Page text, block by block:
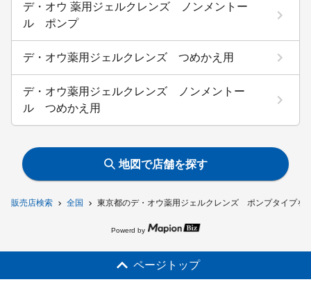
販売店検索 全国 東京都のデ・オウ薬用ジェルクレンズ ポンプタイプを
デ・オウ 薬用ジェルクレンズ ノンメントー
ル ポンプ
デ・オウ薬用ジェルクレンズ つめかえ用
デ・オウ薬用ジェルクレンズ ノンメントー
ル つめかえ用
地図で店舗を探す
Powerd by
ページトップ